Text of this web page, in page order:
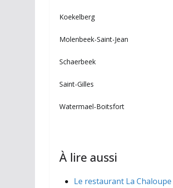
Koekelberg
Molenbeek-Saint-Jean
Schaerbeek
Saint-Gilles
Watermael-Boitsfort
À lire aussi
Le restaurant La